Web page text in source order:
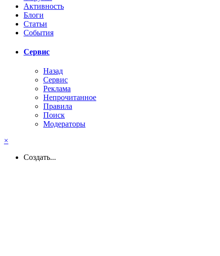
Активность
Блоги
Статьи
События
Сервис
Назад
Сервис
Реклама
Непрочитанное
Правила
Поиск
Модераторы
×
Создать...